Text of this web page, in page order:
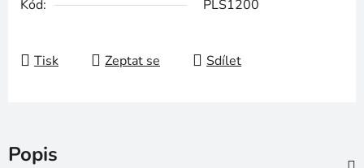
Kód:
PLS1200
Tisk Zeptat se Sdílet
Popis